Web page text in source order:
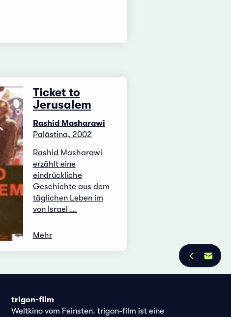
Ticket to
Jerusalem
Rashid Masharawi
Palästina, 2002
Rashid Masharawi
erzählt eine
eindrückliche
Geschichte aus dem
täglichen Leben im
von Israel ...
Mehr
trigon-film
Weltkino vom Feinsten. trigon-film ist eine